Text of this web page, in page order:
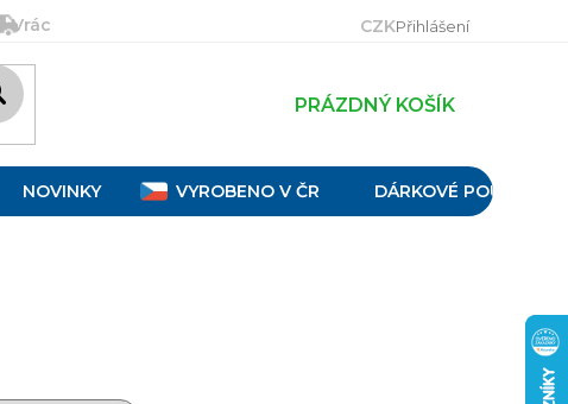
Vrácení, výměna a reklamace Velikostní tabulky
CZKPřihlášení
PRÁZDNÝ KOŠÍK
NOVINKY VYROBENO V ČR DÁRKOVÉ POUKAZY